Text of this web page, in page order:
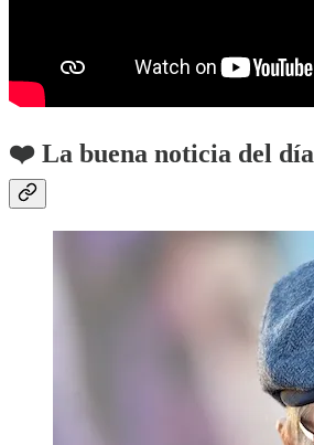
❤️ La buena noticia del día